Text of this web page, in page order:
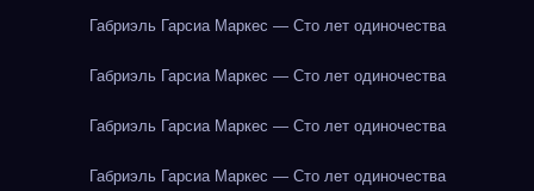
Габриэль Гарсиа Маркес — Сто лет одиночества
Габриэль Гарсиа Маркес — Сто лет одиночества
Габриэль Гарсиа Маркес — Сто лет одиночества
Габриэль Гарсиа Маркес — Сто лет одиночества